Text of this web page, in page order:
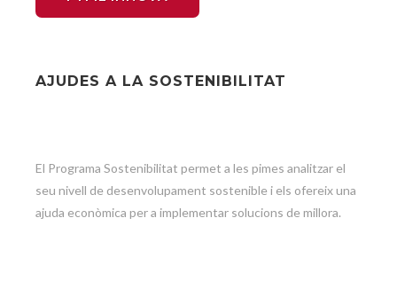
AJUDES A LA SOSTENIBILITAT
El Programa Sostenibilitat permet a les pimes analitzar el
seu nivell de desenvolupament sostenible i els ofereix una
ajuda econòmica per a implementar solucions de millora.